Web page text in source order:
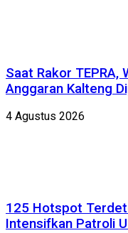
Saat Rakor TEPRA,
Anggaran Kalteng
4 Agustus 2026
125 Hotspot
Intensifkan Patroli